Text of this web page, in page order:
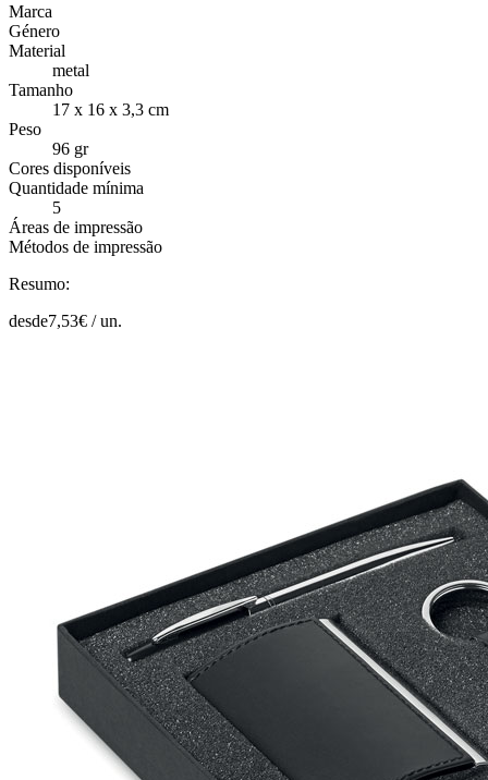
Marca
Género
Material
metal
Tamanho
17 x 16 x 3,3 cm
Peso
96 gr
Cores disponíveis
Quantidade mínima
5
Áreas de impressão
Métodos de impressão
Resumo:
desde7,53€ /un.